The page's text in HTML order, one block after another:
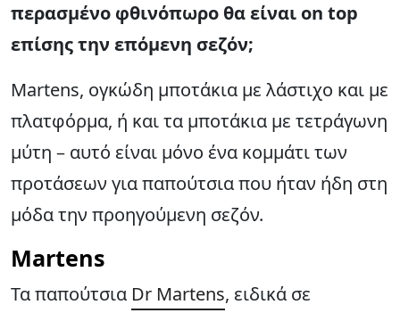
περασμένο φθινόπωρο θα είναι on top
επίσης την επόμενη σεζόν;
Martens, ογκώδη μποτάκια με λάστιχο και με
πλατφόρμα, ή και τα μποτάκια με τετράγωνη
μύτη – αυτό είναι μόνο ένα κομμάτι των
προτάσεων για παπούτσια που ήταν ήδη στη
μόδα την προηγούμενη σεζόν.
Martens
Τα παπούτσια Dr Martens, ειδικά σε